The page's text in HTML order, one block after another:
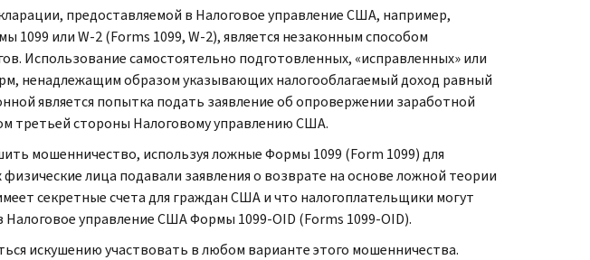
предоставляемой в Налоговое управление США, например,
или W-2 (Forms 1099, W-2), является незаконным способом
Использование самостоятельно подготовленных, «исправленных» или
ненадлежащим образом указывающих налогооблагаемый доход равный
является попытка подать заявление об опровержении заработной
третьей стороны Налоговому управлению США.
мошенничество, используя ложные Формы 1099 (Form 1099) для
физические лица подавали заявления о возврате на основе ложной теории
секретные счета для граждан США и что налогоплательщики могут
Налоговое управление США Формы 1099-OID (Forms 1099-OID).
искушению участвовать в любом варианте этого мошенничества.